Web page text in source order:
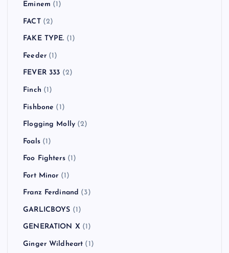
Eminem (1)
FACT(2)
FAKE TYPE. (1)
Feeder(1)
FEVER 333 (2)
Finch (1)
Fishbone (1)
Flogging Molly (2)
Foals(1)
Foo Fighters(1)
Fort Minor (1)
Franz Ferdinand (3)
GARLICBOYS (1)
GENERATION X (1)
Ginger Wildheart (1)